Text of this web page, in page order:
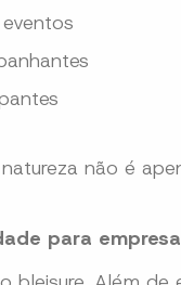
não é
para